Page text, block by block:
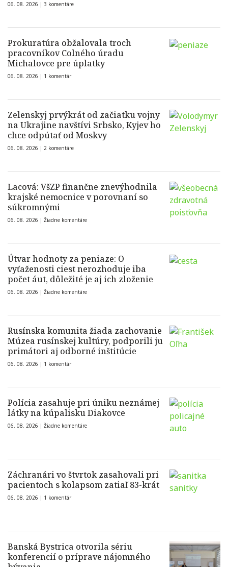
06. 08. 2026 | 3 komentáre
Prokuratúra obžalovala troch
pracovníkov Colného úradu
Michalovce pre úplatky
06. 08. 2026 | 1 komentár
Zelenskyj prvýkrát od začiatku vojny
na Ukrajine navštívi Srbsko, Kyjev ho
chce odpútať od Moskvy
06. 08. 2026 | 2 komentáre
Lacová: VšZP finančne znevýhodnila
krajské nemocnice v porovnaní so
súkromnými
06. 08. 2026 | Žiadne komentáre
Útvar hodnoty za peniaze: O
vyťaženosti ciest nerozhoduje iba
počet áut, dôležité je aj ich zloženie
06. 08. 2026 | Žiadne komentáre
Rusínska komunita žiada zachovanie
Múzea rusínskej kultúry, podporili ju
primátori aj odborné inštitúcie
06. 08. 2026 | 1 komentár
Polícia zasahuje pri úniku neznámej
látky na kúpalisku Diakovce
06. 08. 2026 | Žiadne komentáre
Záchranári vo štvrtok zasahovali pri
pacientoch s kolapsom zatiaľ 83-krát
06. 08. 2026 | 1 komentár
Banská Bystrica otvorila sériu
konferencií o príprave nájomného